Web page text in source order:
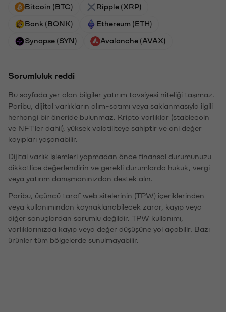
Bitcoin (BTC) Ripple (XRP)
Bonk (BONK) Ethereum (ETH)
Synapse (SYN) Avalanche (AVAX)
Sorumluluk reddi
Bu sayfada yer alan bilgiler yatırım tavsiyesi niteliği taşımaz.
Paribu, dijital varlıkların alım-satımı veya saklanmasıyla ilgili
herhangi bir öneride bulunmaz. Kripto varlıklar (stablecoin
ve NFT'ler dahil), yüksek volatiliteye sahiptir ve ani değer
kayıpları yaşanabilir.
Dijital varlık işlemleri yapmadan önce finansal durumunuzu
dikkatlice değerlendirin ve gerekli durumlarda hukuk, vergi
veya yatırım danışmanınızdan destek alın.
Paribu, üçüncü taraf web sitelerinin (TPW) içeriklerinden
veya kullanımından kaynaklanabilecek zarar, kayıp veya
diğer sonuçlardan sorumlu değildir. TPW kullanımı,
varlıklarınızda kayıp veya değer düşüşüne yol açabilir. Bazı
ürünler tüm bölgelerde sunulmayabilir.